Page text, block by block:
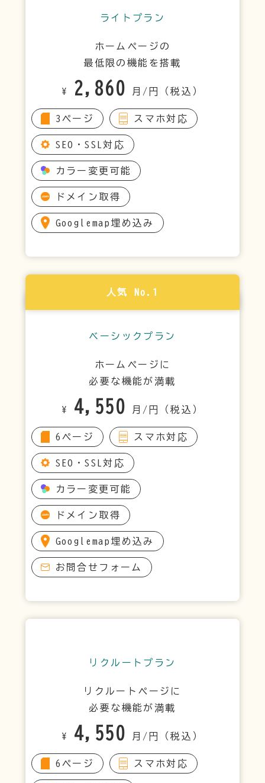
ライトプラン
ホームページの
最低限の機能を搭載
¥ 2,860 月/円（税込）
3ページ スマホ対応
SEO・SSL対応
カラー変更可能
ドメイン取得
Googlemap埋め込み
人気 No.1
ベーシックプラン
ホームページに
必要な機能が満載
¥ 4,550 月/円（税込）
6ページ スマホ対応
SEO・SSL対応
カラー変更可能
ドメイン取得
Googlemap埋め込み
お問合せフォーム
リクルートプラン
リクルートページに
必要な機能が満載
¥ 4,550 月/円（税込）
6ページ スマホ対応